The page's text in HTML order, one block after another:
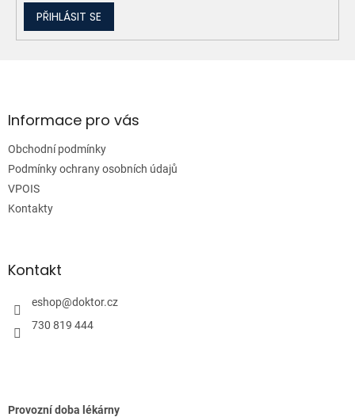
PŘIHLÁSIT SE
aInformace pro vás
Obchodní podmínky
Podmínky ochrany osobních údajů
VPOIS
Kontakty
Kontakt
eshop@doktor.cz
730 819 444
Provozní doba lékárny